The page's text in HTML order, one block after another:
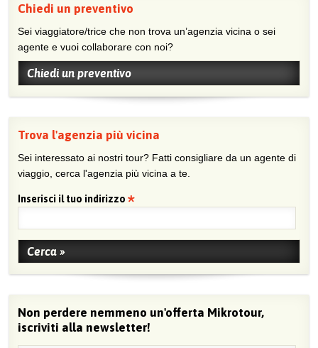
Chiedi un preventivo
Sei viaggiatore/trice che non trova un’agenzia vicina o sei
agente e vuoi collaborare con noi?
Chiedi un preventivo
Trova l'agenzia più vicina
Sei interessato ai nostri tour? Fatti consigliare da un agente di
viaggio, cerca l'agenzia più vicina a te.
Inserisci il tuo indirizzo
Non perdere nemmeno un'offerta Mikrotour,
iscriviti alla newsletter!